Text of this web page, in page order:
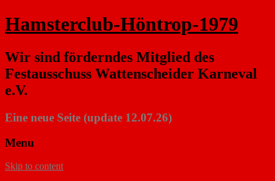
Hamsterclub-Höntrop-1979
Wir sind förderndes Mitglied des
Festausschuss Wattenscheider Karneval
e.V.
Eine neue Seite (update 12.07.26)
Menu
Skip to content